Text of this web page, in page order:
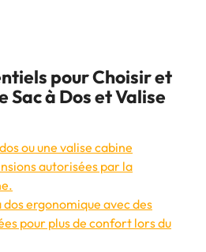
pour Choisir et
à Dos et Valise
ou une valise cabine
autorisées par la
dos ergonomique avec des
pour plus de confort lors du